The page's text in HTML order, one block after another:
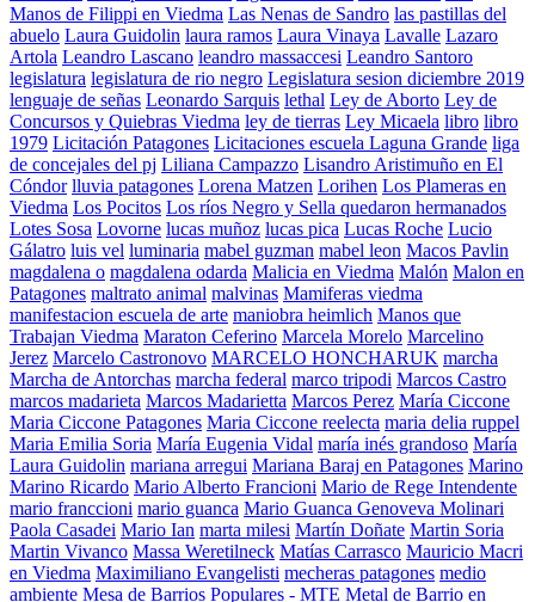
Manos de Filippi en Viedma Las Nenas de Sandro las pastillas del
abuelo Laura Guidolin laura ramos Laura Vinaya Lavalle Lazaro
Artola Leandro Lascano leandro massaccesi Leandro Santoro
legislatura legislatura de rio negro Legislatura sesion diciembre 2019
lenguaje de señas Leonardo Sarquis lethal Ley de Aborto Ley de
Concursos y Quiebras Viedma ley de tierras Ley Micaela libro libro
1979 Licitación Patagones Licitaciones escuela Laguna Grande liga
de concejales del pj Liliana Campazzo Lisandro Aristimuño en El
Cóndor lluvia patagones Lorena Matzen Lorihen Los Plameras en
Viedma Los Pocitos Los ríos Negro y Sella quedaron hermanados
Lotes Sosa Lovorne lucas muñoz lucas pica Lucas Roche Lucio
Gálatro luis vel luminaria mabel guzman mabel leon Macos Pavlin
magdalena o magdalena odarda Malicia en Viedma Malón Malon en
Patagones maltrato animal malvinas Mamiferas viedma
manifestacion escuela de arte maniobra heimlich Manos que
Trabajan Viedma Maraton Ceferino Marcela Morelo Marcelino
Jerez Marcelo Castronovo MARCELO HONCHARUK marcha
Marcha de Antorchas marcha federal marco tripodi Marcos Castro
marcos madarieta Marcos Madarietta Marcos Perez María Ciccone
Maria Ciccone Patagones Maria Ciccone reelecta maria delia ruppel
Maria Emilia Soria María Eugenia Vidal maría inés grandoso María
Laura Guidolin mariana arregui Mariana Baraj en Patagones Marino
Marino Ricardo Mario Alberto Francioni Mario de Rege Intendente
mario franccioni mario guanca Mario Guanca Genoveva Molinari
Paola Casadei Mario Ian marta milesi Martín Doñate Martin Soria
Martin Vivanco Massa Weretilneck Matías Carrasco Mauricio Macri
en Viedma Maximiliano Evangelisti mecheras patagones medio
ambiente Mesa de Barrios Populares - MTE Metal de Barrio en